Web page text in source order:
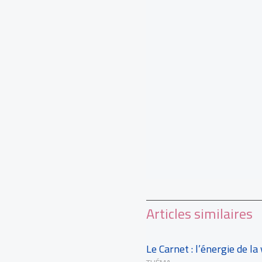
Articles similaires
Le Carnet : l’énergie de